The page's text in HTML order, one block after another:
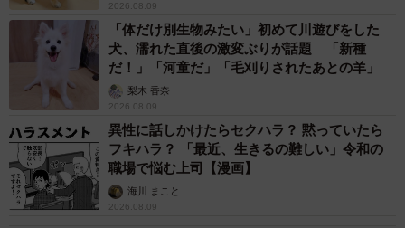
2026.08.09
「体だけ別生物みたい」初めて川遊びをした
犬、濡れた直後の激変ぶりが話題 「新種
だ！」「河童だ」「毛刈りされたあとの羊」
梨木 香奈
2026.08.09
異性に話しかけたらセクハラ？ 黙っていたら
フキハラ？ 「最近、生きるの難しい」令和の
職場で悩む上司【漫画】
海川 まこと
2026.08.09